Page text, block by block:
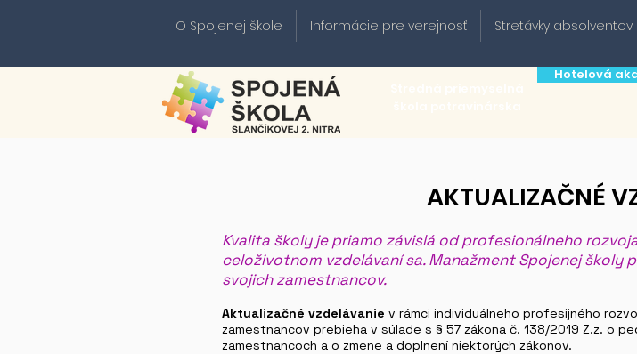
O Spojenej škole Informácie pre verejnosť Stretávky absolventov
Hotelová
AKTUALIZAČNÉ
Kvalita školy je priamo závislá od profesionálneho
celoživotnom vzdelávaní sa. Manažment Spojenej
svojich zamestnancov.
Aktualizačné vzdelávanie v rámci individuálneho profesijného
zamestnancov prebieha v súlade s § 57 zákona č. 138/2019 Z.z. o
zamestnancoch a o zmene a doplnení niektorých zákonov.